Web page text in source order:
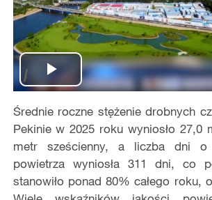
Play
Video
Średnie roczne stężenie drobnych
Pekinie w 2025 roku wyniosło 27,0
metr sześcienny, a liczba dni o
powietrza wyniosła 311 dni, co
stanowiło ponad 80% całego roku,